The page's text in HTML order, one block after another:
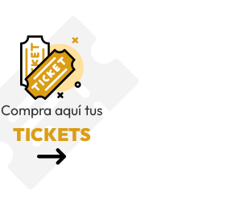
Compra aquí tus
TICKETS